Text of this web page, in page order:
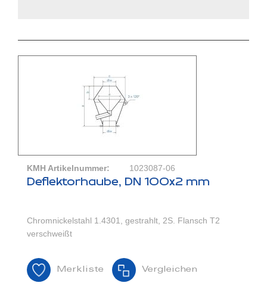
KMH Artikelnummer: 1023087-06
Deflektorhaube, DN 100x2 mm
Chromnickelstahl 1.4301, gestrahlt, 2S. Flansch T2
verschweißt
Merkliste Vergleichen